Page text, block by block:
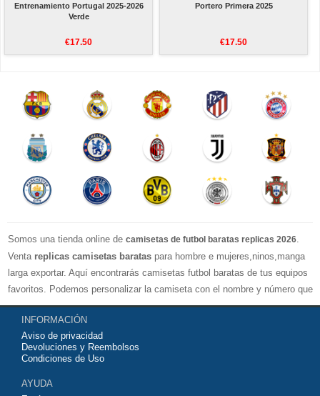
Entrenamiento Portugal 2025-2026
Verde
€17.50
Portero Primera 2025
€17.50
Somos una tienda online de camisetas de futbol baratas replicas 2026.
Venta replicas camisetas baratas para hombre e mujeres,ninos,manga
larga exportar. Aquí encontrarás camisetas futbol baratas de tus equipos
favoritos. Podemos personalizar la camiseta con el nombre y número que
quieras. Nuestrascamisetas de futbol replicasson de máxima calidad
tailandesa por lo que estamos convencidos que quedarás muy satisfecho
con ella. Estas camisetas tienen un tejido transpirable por lo que te
servirán para jugar al fútbol o simplemente para animar a tu equipo
contáctanos y haremos lo posible para conseguirtela lo más barata
INFORMACIÓN
Aviso de privacidad
Devoluciones y Reembolsos
Condiciones de Uso
AYUDA